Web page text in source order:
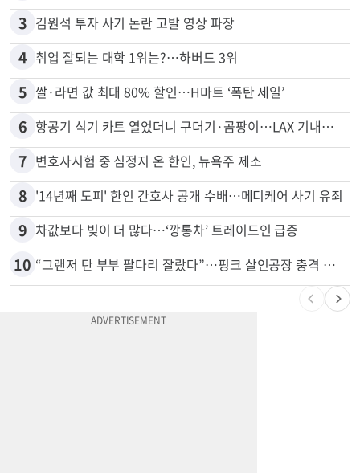
3 김원석 투자 사기 논란 고발 영상 파장
4 취업 잘되는 대학 1위는?…하버드 3위
5 쌀·라면 값 최대 80% 할인…H마트 ‘폭탄 세일’
6 항공기 식기 카트 열었더니 구더기·곰팡이…LAX 기내식 업체 논란
7 변호사시험 중 심정지 온 한인, 뉴욕주 제소
8 '14년째 도피' 한인 간호사 공개 수배…메디케어 사기 유죄
9 차값보다 빚이 더 많다…‘깡통차’ 트레이드인 급증
10 “그랜저 탄 부부 팔다리 잘랐다”…핑크 살인공장 충격 실체